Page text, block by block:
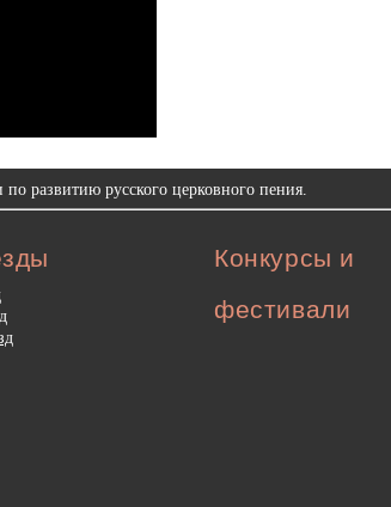
развитию русского церковного пения.
Конкурсы и
фестивали